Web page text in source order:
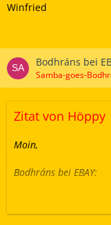
Winfried
Bodhráns bei
Samba-goes-
Zitat von Höppy
Moin,
Bodhráns bei EBAY: